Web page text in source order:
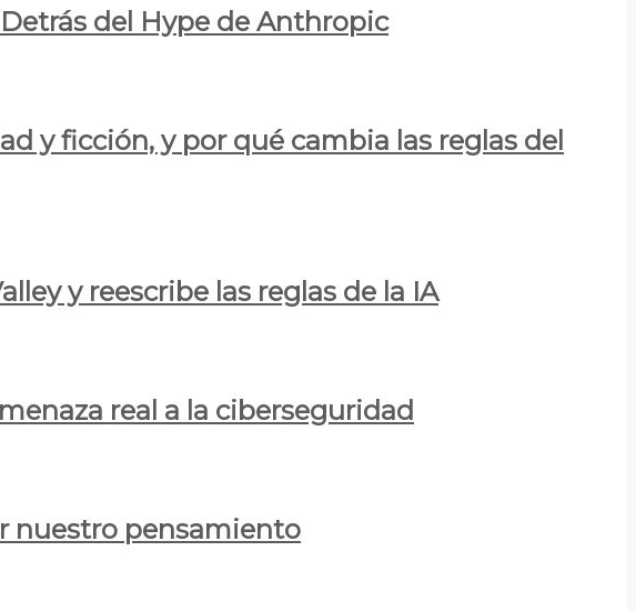
del Hype de Anthropic
y ficción, y por qué cambia las reglas del
y reescribe las reglas de la IA
real a la ciberseguridad
nuestro pensamiento